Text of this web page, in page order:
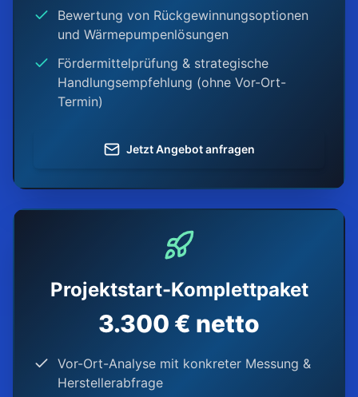
Bewertung von Rückgewinnungsoptionen
und Wärmepumpenlösungen
Fördermittelprüfung & strategische
Handlungsempfehlung (ohne Vor-Ort-
Termin)
Jetzt Angebot anfragen
Projektstart-Komplettpaket
3.300 € netto
Vor-Ort-Analyse mit konkreter Messung &
Herstellerabfrage